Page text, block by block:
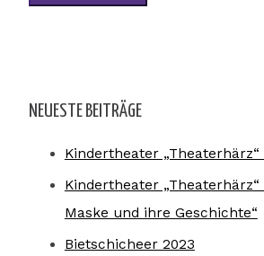
NEUESTE BEITRÄGE
Kindertheater „Theaterhärz“
Kindertheater „Theaterhärz“
Maske und ihre Geschichte“
Bietschicheer 2023